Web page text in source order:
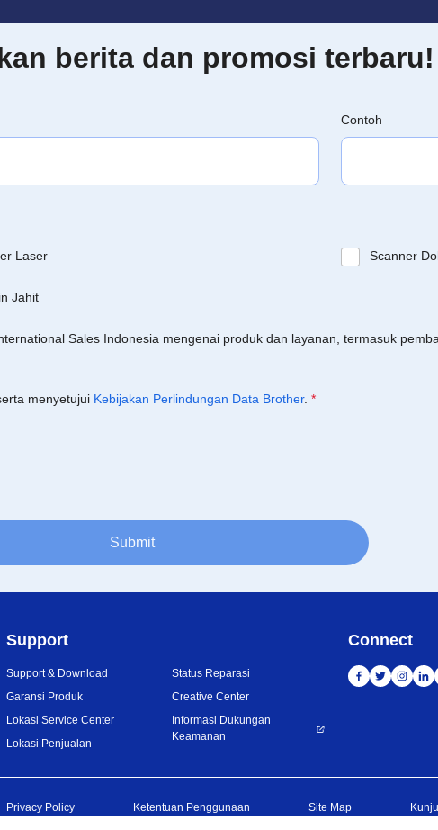
berita dan promosi terbaru!
Contoh
Laser Scanner
Jahit
Sales Indonesia mengenai produk dan layanan, termasuk
menyetujui Kebijakan Perlindungan Data Brother. *
Submit
Support
Support & Download
Garansi Produk
Lokasi Service Center
Lokasi Penjualan
Status Reparasi
Creative Center
Informasi Dukungan
Keamanan
Connect
Privacy Policy Ketentuan Penggunaan Site Map